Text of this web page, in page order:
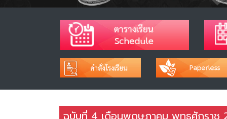
ฉบับที่ 4 เดือนพฤษภาคม พุทธศักราช